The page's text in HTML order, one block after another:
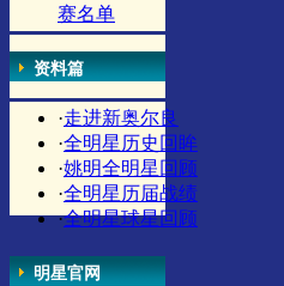
赛名单
资料篇
·走进新奥尔良
·全明星历史回眸
·姚明全明星回顾
·全明星历届战绩
·全明星球星回顾
明星官网